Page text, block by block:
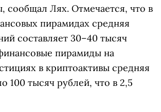
сообщал Лях. Отмечается, что в
пирамидах средняя
составляет 30–40 тысяч
пирамиды на
в криптоактивы средняя
100 тысяч рублей, что в 2,5